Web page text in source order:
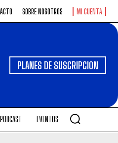
SOBRE NOSOTROS MI CUENTA
PLANES DE SUSCRIPCION
PODCAST EVENTOS